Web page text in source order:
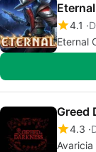
4.1
Eternal
Greed
4.3